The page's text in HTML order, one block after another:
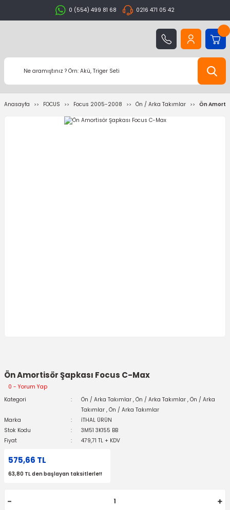
0 (554) 499 81 68 0216 471 05 42
Anasayfa FOCUS Focus 2005-2008 Ön / Arka Takımlar Ön
Ön Amortisör Şapkası Focus C-Max
0 - Yorum Yap
Kategori
Ön / Arka Takımlar , Ön / Arka Takımlar , Ön / Arka
Takımlar , Ön / Arka Takımlar
Marka
İTHAL ÜRÜN
Stok Kodu
3M51 3K155 BB
Fiyat
479,71 TL + KDV
575,66 TL
63,80 TL den başlayan taksitlerle!!